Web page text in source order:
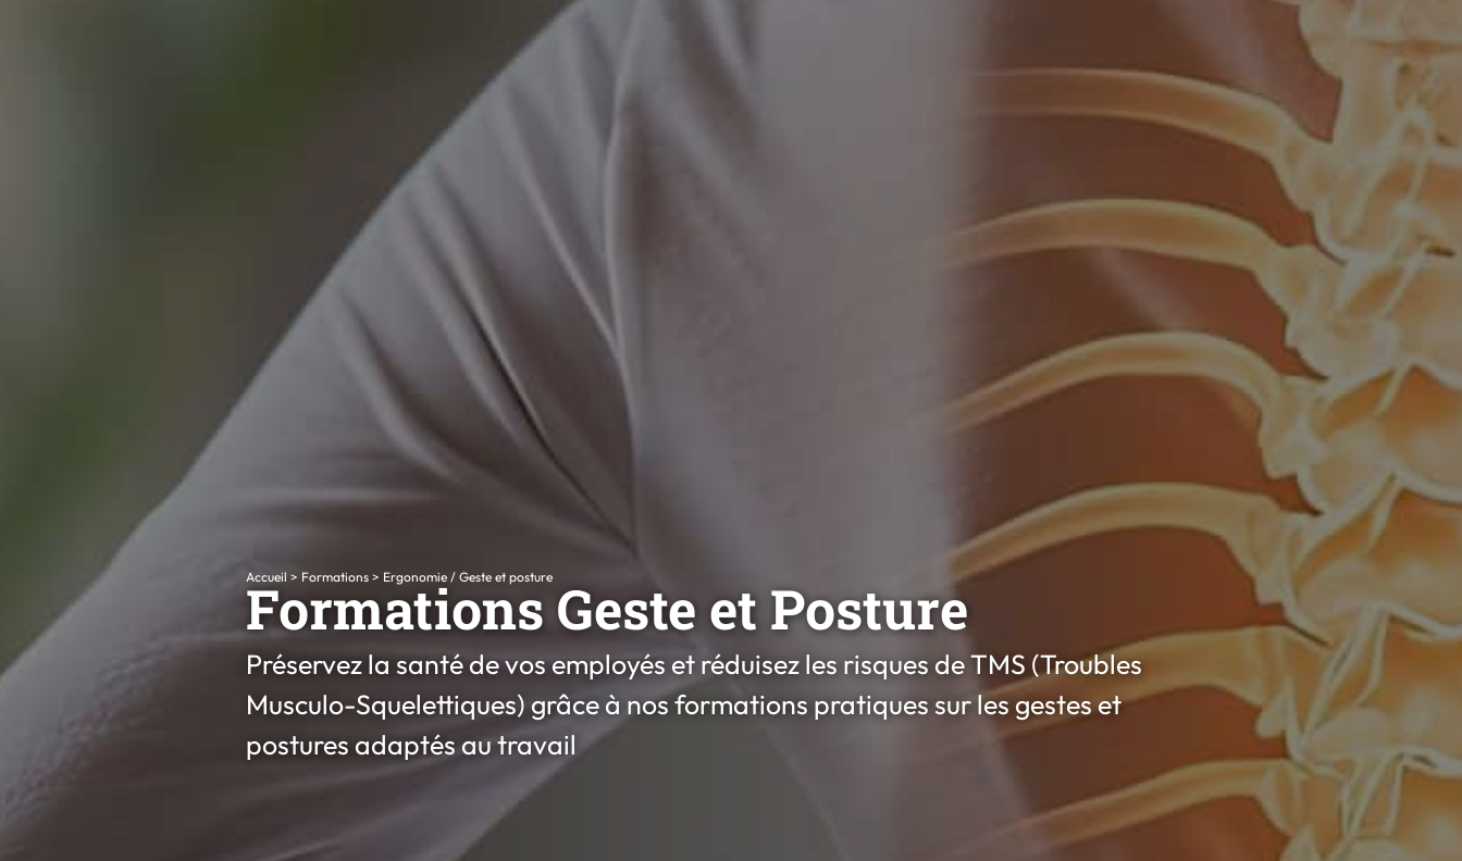
Accueil > Formations > Ergonomie / Geste et posture
Formations Geste et Posture
Préservez la santé de vos employés et réduisez les risques de TMS (Troubles
Musculo-Squelettiques) grâce à nos formations pratiques sur les gestes et
postures adaptés au travail